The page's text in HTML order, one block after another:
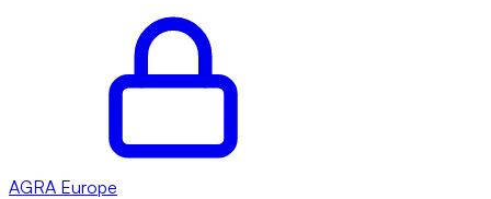
AGRA Europe